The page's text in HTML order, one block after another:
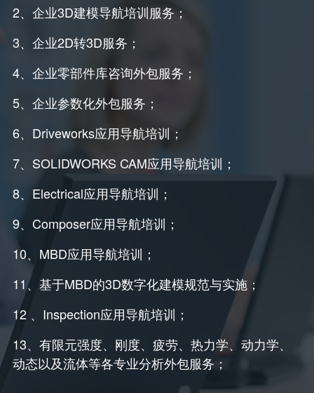
2、企业3D建模导航培训服务；
3、企业2D转3D服务；
4、企业零部件库咨询外包服务；
5、企业参数化外包服务；
6、Driveworks应用导航培训；
7、SOLIDWORKS CAM应用导航培训；
8、Electrical应用导航培训；
9、Composer应用导航培训；
10、MBD应用导航培训；
11、基于MBD的3D数字化建模规范与实施；
12 、Inspection应用导航培训；
13、有限元强度、刚度、疲劳、热力学、动力学、
动态以及流体等各专业分析外包服务；